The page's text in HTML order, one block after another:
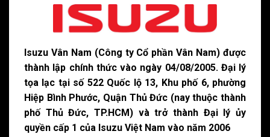
Isuzu Vân Nam (Công ty Cổ phần Vân Nam) được
thành lập chính thức vào ngày 04/08/2005. Đại lý
tọa lạc tại số 522 Quốc lộ 13, Khu phố 6, phường
Hiệp Bình Phước, Quận Thủ Đức (nay thuộc thành
phố Thủ Đức, TP.HCM) và trở thành Đại lý ủy
quyền cấp 1 của Isuzu Việt Nam vào năm 2006